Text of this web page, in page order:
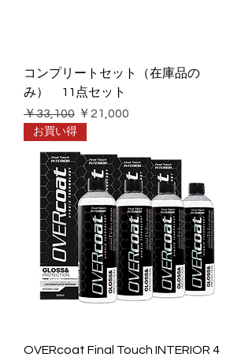
コンプリートセット（在庫品の
み） 11点セット
通常価格
￥33,100 セール価格
￥21,000
お買い得
OVERcoat Final Touch INTERIOR 4